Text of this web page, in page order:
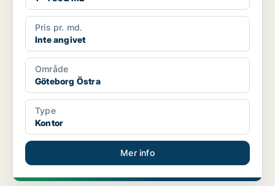
Pris pr. md.
Inte angivet
Område
Göteborg Östra
Type
Kontor
Mer info